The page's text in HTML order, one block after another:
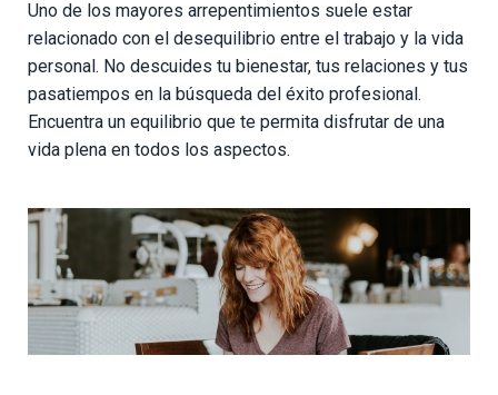
Uno de los mayores arrepentimientos suele estar
relacionado con el desequilibrio entre el trabajo y la vida
personal. No descuides tu bienestar, tus relaciones y tus
pasatiempos en la búsqueda del éxito profesional.
Encuentra un equilibrio que te permita disfrutar de una
vida plena en todos los aspectos.